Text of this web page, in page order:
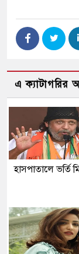
এ ক্যাটাগরির
হাসপাতালে ভর্তি